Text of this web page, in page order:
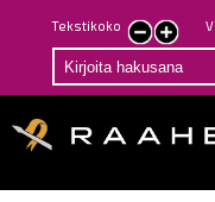
Hyppää
pääsisältöön
Tekstikoko
Pienennä
tekstin
kokoa
tekstin
kokoa